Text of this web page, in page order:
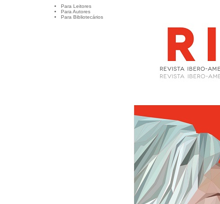
Para Leitores
Para Autores
Para Bibliotecários